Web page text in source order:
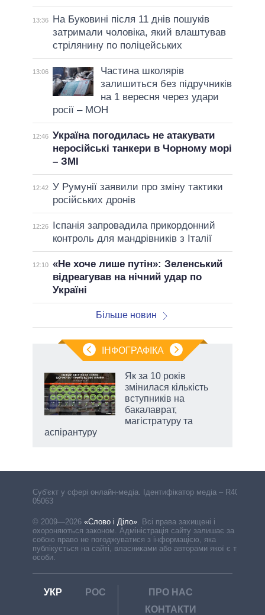
13:36
На Буковині після 11 днів пошуків
затримали чоловіка, який влаштував
стрілянину по поліцейських
13:06
Частина школярів
залишиться без підручників
на 1 вересня через удари
росії – МОН
12:46 Україна погодилась не атакувати
неросійські танкери в Чорному морі
– ЗМІ
12:42 У Румунії заявили про зміну тактики
російських дронів
12:26
Іспанія запровадила прикордонний
контроль для мандрівників з Італії
12:10 «Не хоче лише путін»: Зеленський
відреагував на нічний удар по
Україні
Більше новин
ІНФОГРАФІКА
Як за 10 років
змінилася кількість
вступників на
бакалаврат,
магістратуру та
аспірантуру
Cуб'єкт у сфері онлайн-медіа. Ідентифікатор медіа – R40-
05063
© 2009—2026 «Слово і Діло» Всі права захищені і
охороняються законом. Адміністрація сайту залишає за
собою право не погоджуватися з інформацією, яка
публікується на сайті, власниками або авторами якої є треті
особи.
УКР РОС
ПРО НАС
КОНТАКТИ